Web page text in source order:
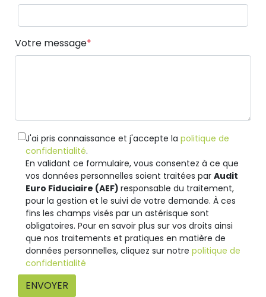
Votre message
J'ai pris connaissance et j'accepte la politique de
confidentialité.
En validant ce formulaire, vous consentez à ce que
vos données personnelles soient traitées par Audit
Euro Fiduciaire (AEF) responsable du traitement,
pour la gestion et le suivi de votre demande. À ces
fins les champs visés par un astérisque sont
obligatoires. Pour en savoir plus sur vos droits ainsi
que nos traitements et pratiques en matière de
données personnelles, cliquez sur notre politique de
confidentialité
ENVOYER